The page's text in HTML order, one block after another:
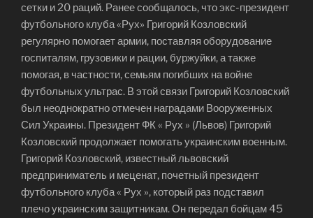
сетки и 20 раций. Ранее сообщалось, что экс-президент
футбольного клуба «Рух» Григорий Козловский
регулярно помогает армии, поставляя оборудование
госпиталям, грузовики и рации, буржуйки, а также
помогая, в частности, семьям погибших на войне
футбольных ультрас. В этой связи Григорий Козловский
был неоднократно отмечен наградами Вооруженных
Сил Украины. Президент ФК « Рух » (Львов) Григорий
Козловский продолжает помогать украинским военным.
Григорий Козловский, известный львовский
предприниматель и меценат, почетный президент
футбольного клуба « Рух », который раз подставил
плечо украинским защитникам. Он передал бойцам 45